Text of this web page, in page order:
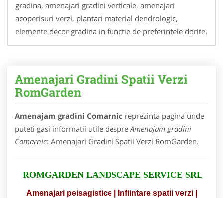
gradina, amenajari gradini verticale, amenajari
acoperisuri verzi, plantari material dendrologic,
elemente decor gradina in functie de preferintele dorite.
Amenajari Gradini Spatii Verzi
RomGarden
Amenajam gradini Comarnic reprezinta pagina unde
puteti gasi informatii utile despreAmenajam gradini
Comarnic: Amenajari Gradini Spatii Verzi RomGarden.
ROMGARDEN LANDSCAPE SERVICE SRL
Amenajari peisagistice | Infiintare spatii verzi |